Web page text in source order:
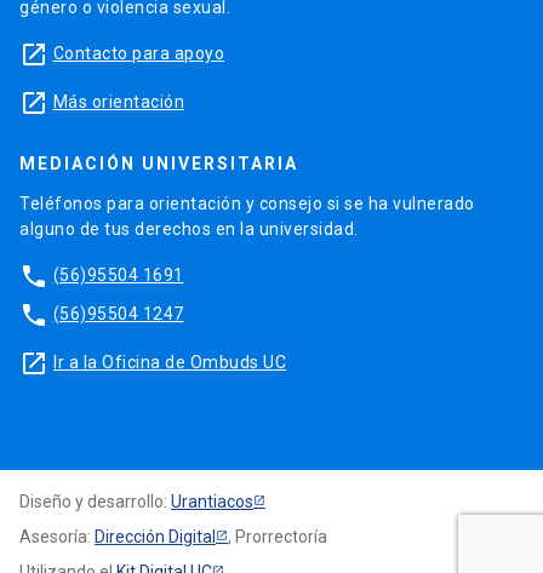
género o violencia sexual.
launch Contacto para apoyo
launch Más orientación
MEDIACIÓN UNIVERSITARIA
Teléfonos para orientación y consejo si se ha vulnerado
alguno de tus derechos en la universidad.
phone (56)95504 1691
phone (56)95504 1247
launch Ir a la Oficina de Ombuds UC
Diseño y desarrollo: Urantiacos
Asesoría: Dirección Digital
, Prorrectoría